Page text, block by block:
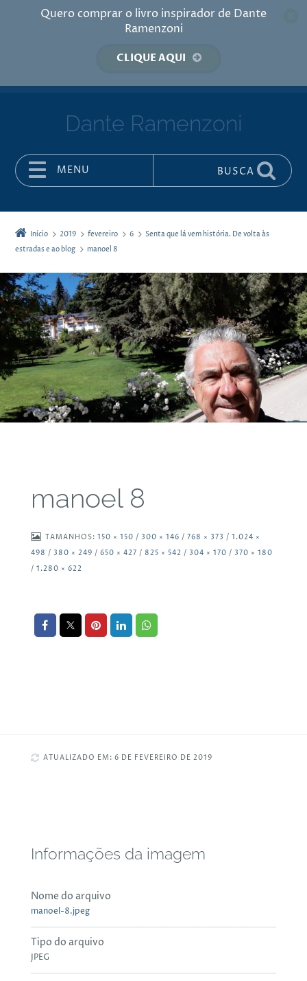
Quero comprar o livro inspirador de Dante
Ramenzoni
CLIQUE AQUI
Dante Ramenzoni
MENU BUSCA
Início 2019 fevereiro 6
Senta que lá vem história. De volta às
estradas e ao blog
manoel 8
manoel 8
TAMANHOS: 150 × 150 / 300 × 146 / 768 × 373 / 1.024 ×
498 / 380 × 249 / 650 × 427 / 825 × 542 / 304 × 170 / 370 × 180
/ 1.280 × 622
ATUALIZADO EM: 6 DE FEVEREIRO DE 2019
Informações da imagem
Nome do arquivo
manoel-8.jpeg
Tipo do arquivo
JPEG